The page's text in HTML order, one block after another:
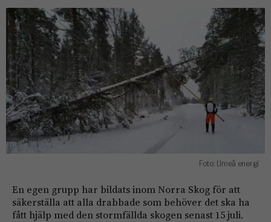
Foto: Umeå energi
En egen grupp har bildats inom Norra Skog för att
säkerställa att alla drabbade som behöver det ska ha
fått hjälp med den stormfällda skogen senast 15 juli.